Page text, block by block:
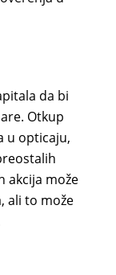
da bi
Otkup
u opticaju,
akcija može
ali to može